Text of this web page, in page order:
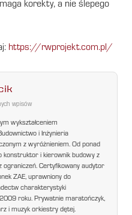
korekty, a nie ślepego
https://rwprojekt.com.pl/
wpisów
wykształceniem
i Inżynieria
z wyróżnieniem. Od ponad
konstruktor i kierownik budowy z
ograniczeń. Certyfikowany audytor
ZAE, uprawniony do
charakterystyki
roku. Prywatnie maratończyk,
i muzyk orkiestry dętej.